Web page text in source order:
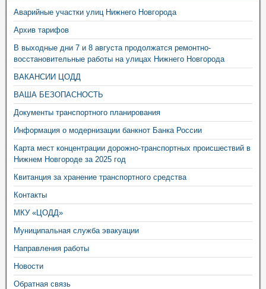
Аварийные участки улиц Нижнего Новгорода
Архив тарифов
В выходные дни 7 и 8 августа продолжатся ремонтно-
восстановительные работы на улицах Нижнего Новгорода
ВАКАНСИИ ЦОДД
ВАША БЕЗОПАСНОСТЬ
Документы транспортного планирования
Информация о модернизации банкнот Банка России
Карта мест концентрации дорожно-транспортных происшествий в
Нижнем Новгороде за 2025 год
Квитанция за хранение транспортного средства
Контакты
МКУ «ЦОДД»
Муниципальная служба эвакуации
Направления работы
Новости
Обратная связь